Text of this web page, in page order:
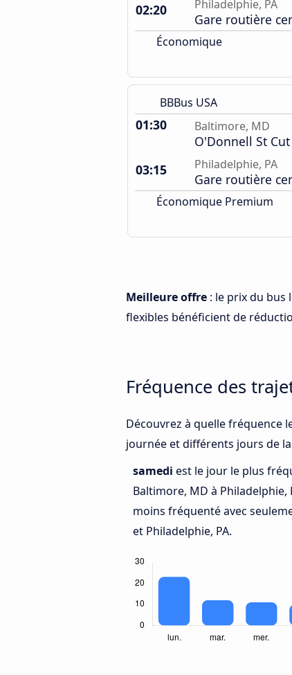
02:20
Philadelphie, PA
Gare routière
Économique
BBBus USA
01:30 Baltimore, MD
O'Donnell St
03:15
Philadelphie, PA
Gare routière
Économique Premium
Meilleure offre : le prix du bus
flexibles bénéficient de
Fréquence des
Découvrez à quelle fréquence
journée et différents jours de
samedi est le jour le plus
Baltimore, MD à Philadelphie,
moins fréquenté avec
et Philadelphie, PA.